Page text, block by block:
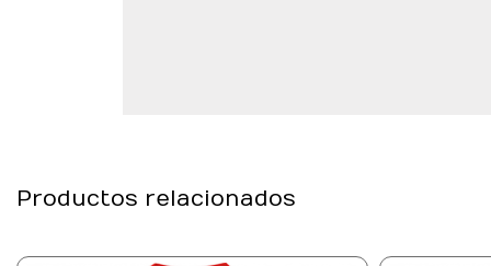
Productos relacionados